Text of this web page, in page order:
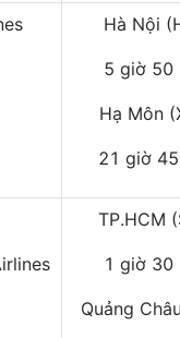
Hà Nội
5 giờ 50
Hạ Môn
21 giờ
TP.HCM
1 giờ 30
Quảng